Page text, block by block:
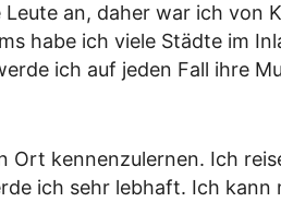
an, daher war ich von
habe ich viele Städte im
ich auf jeden Fall ihre
Ort kennenzulernen. Ich
ich sehr lebhaft. Ich kann